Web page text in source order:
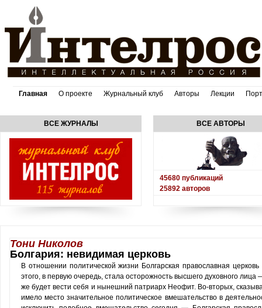
Главная О проекте Журнальный клуб Авторы Лекции
ВСЕ ЖУРНАЛЫ ВСЕ АВТОРЫ
45680 публикаций
25892 авторов
Тони Николов
Болгария: невидимая церковь
В отношении политической жизни Болгарская православная
этого, в первую очередь, стала осторожность высшего духовного
же будет вести себя и нынешний патриарх Неофит. Во-вторых,
имело место значительное политическое вмешательство в